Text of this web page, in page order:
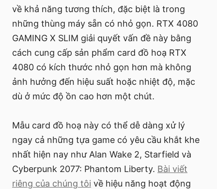
về khả năng tương thích, đặc biệt là trong
những thùng máy sẵn có nhỏ gọn. RTX 4080
GAMING X SLIM giải quyết vấn đề này bằng
cách cung cấp sản phẩm card đồ hoạ RTX
4080 có kích thước nhỏ gọn hơn mà không
ảnh hưởng đến hiệu suất hoặc nhiệt độ, mặc
dù ở mức độ ồn cao hơn một chút.
Mẫu card đồ hoạ này có thể dễ dàng xử lý
ngay cả những tựa game có yêu cầu khắt khe
nhất hiện nay như Alan Wake 2, Starfield và
Cyberpunk 2077: Phantom Liberty. Bài viết
riêng của chúng tôi về hiệu năng hoạt động